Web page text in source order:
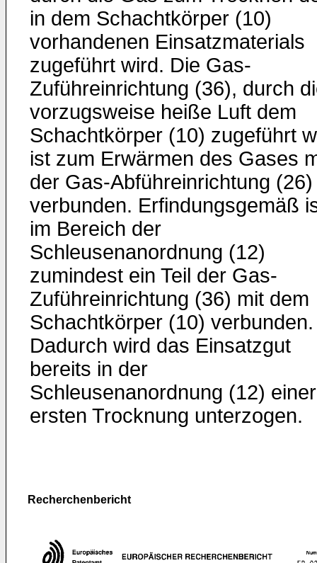
in dem Schachtkörper (10)
vorhandenen Einsatzmaterials
zugeführt wird. Die Gas-
Zuführeinrichtung (36), durch
vorzugsweise heiße Luft dem
Schachtkörper (10) zugeführt
ist zum Erwärmen des Gases
der Gas-Abführeinrichtung (26)
verbunden. Erfindungsgemäß
im Bereich der
Schleusenanordnung (12)
zumindest ein Teil der Gas-
Zuführeinrichtung (36) mit dem
Schachtkörper (10) verbunden.
Dadurch wird das Einsatzgut
bereits in der
Schleusenanordnung (12) einer
ersten Trocknung unterzogen.
Recherchenbericht